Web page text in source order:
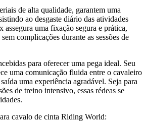
de alta qualidade, garantem uma
ao desgaste diário das atividades
assegura uma fixação segura e prática,
complicações durante as sessões de
para oferecer uma pega ideal. Seu
uma comunicação fluida entre o cavaleiro
uma experiência agradável. Seja para
de treino intensivo, essas rédeas se
cavalo de cinta Riding World: